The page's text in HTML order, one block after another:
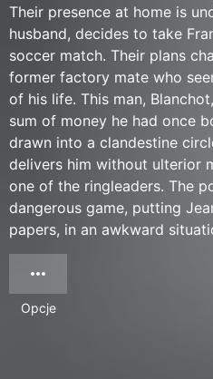
Their presence at home is
husband, decides to take
soccer match. Their plans
former factory mate who
of his life. This man,
sum of money he had once
drawn into a clandestine
delivers him without ulterior
one of the ringleaders. The
dangerous game, putting
papers, in an awkward
Opcje